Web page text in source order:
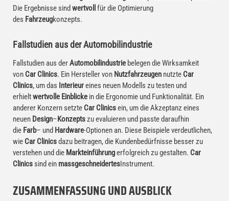
Die Ergebnisse sind wertvoll für die Optimierung
des Fahrzeugkonzepts.
Fallstudien aus der Automobilindustrie
Fallstudien aus derAutomobilindustrie belegen die Wirksamkeit
von Car Clinics. Ein Hersteller von Nutzfahrzeugen nutzte Car
Clinics, um das Interieureines neuen Modells zu testen und
erhieltwertvolle Einblicke in die Ergonomie und Funktionalität. Ein
anderer Konzern setzte Car Clinicsein, um die Akzeptanz eines
neuen Design–Konzeptszu evaluieren und passte daraufhin
die Farb– und Hardware-Optionen an. Diese Beispiele verdeutlichen,
wie Car Clinicsdazu beitragen, die Kundenbedürfnisse besser zu
verstehen und die Markteinführungerfolgreich zu gestalten. Car
Clinics sind ein massgeschneidertesInstrument.
ZUSAMMENFASSUNG UND AUSBLICK